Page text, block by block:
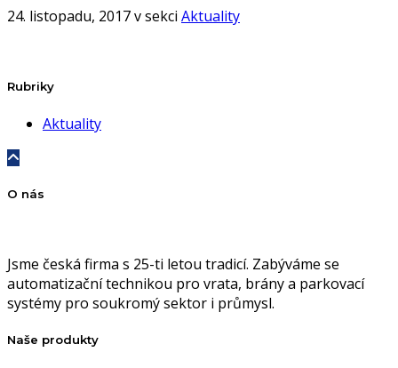
24. listopadu, 2017 v sekci Aktuality
Rubriky
Aktuality
O nás
Jsme česká firma s 25-ti letou tradicí. Zabýváme se
automatizační technikou pro vrata, brány a parkovací
systémy pro soukromý sektor i průmysl.
Naše produkty